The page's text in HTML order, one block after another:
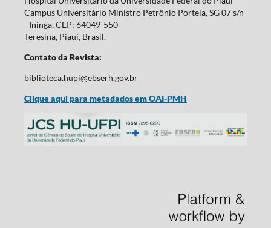
Campus Universitário Ministro Petrônio Portela, SG 07 s/n
- Ininga, CEP: 64049-550
Teresina, Piauí, Brasil.
Contato da Revista:
biblioteca.hupi@ebserh.gov.br
Clique aqui para metadados em OAI-PMH